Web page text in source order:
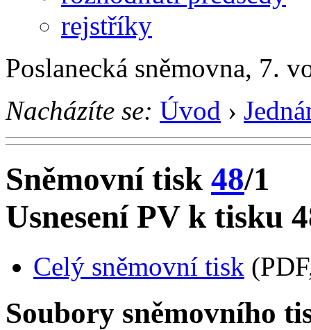
rejstříky
Poslanecká sněmovna, 7.
Nacházíte se: Úvod ›
Sněmovní tisk 48/1
Usnesení PV k tisku
Celý sněmovní tisk
Soubory sněmovního